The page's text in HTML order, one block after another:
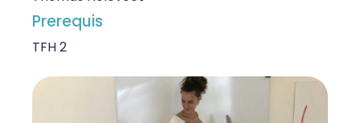
Prerequis
TFH 2